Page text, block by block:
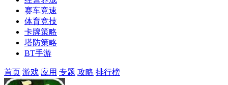
赛车竞速
体育竞技
卡牌策略
塔防策略
BT手游
首页 游戏 应用 专题 攻略 排行榜